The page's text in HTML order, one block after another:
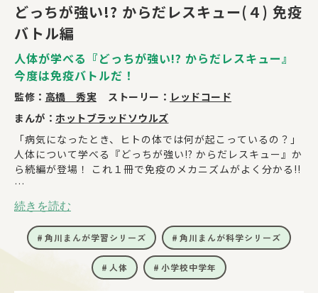
どっちが強い!? からだレスキュー(４) 免疫
バトル編
人体が学べる『どっちが強い!? からだレスキュー』
今度は免疫バトルだ！
監修： 高橋 秀実 ストーリー： レッドコード
まんが： ホットブラッドソウルズ
「病気になったとき、ヒトの体では何が起こっているの？」
人体について学べる『どっちが強い!? からだレスキュー』か
ら続編が登場！ これ１冊で免疫のメカニズムがよく分かる!!
なぞのウイルスが感染拡大し、病が人々をおそう！
動物がウイルスを運んできた可能性が高く、感染拡大をふせ
ぐためXベンチャー調査隊は原因を調べることに。しかし、
調査中にジェイクもウイルスに感染してしまう…！
果たして感染経路をつきとめ、ジェイクはウイルスに打ち勝
つことができるのか…!!?
続きを読む
角川まんが学習シリーズ 角川まんが科学シリーズ
人体 小学校中学年